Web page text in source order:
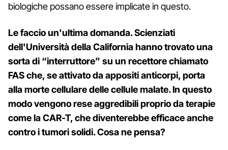
biologiche possano essere implicate in questo.
Le faccio un'ultima domanda. Scienziati
dell'Università della California hanno trovato una
sorta di “interruttore” su un recettore chiamato
FAS che, se attivato da appositi anticorpi, porta
alla morte cellulare delle cellule malate. In questo
modo vengono rese aggredibili proprio da terapie
come la CAR-T, che diventerebbe efficace anche
contro i tumori solidi. Cosa ne pensa?